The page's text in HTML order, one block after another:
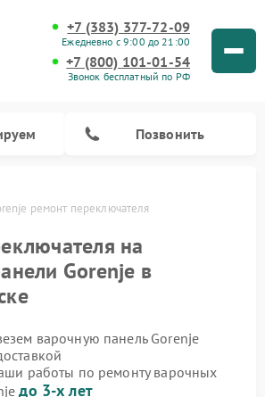
+7 (383) 377-72-09
Ежедневно с 9:00 до 21:00
+7 (800) 101-01-54
Звонок бесплатный по РФ
Позвонить
ремонт переключателя
на
Gorenje в
варочную панель Gorenje
работы по ремонту варочных
до 3-х лет